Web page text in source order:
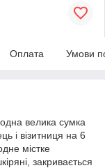
Оплата Умови
велика сумка
і візитниця на 6
містке
закривається